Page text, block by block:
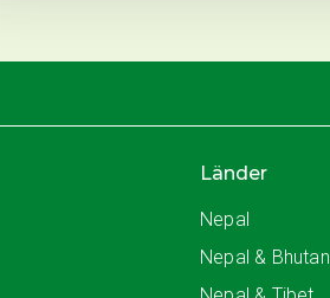
Länder
Nepal
Nepal & Bhutan